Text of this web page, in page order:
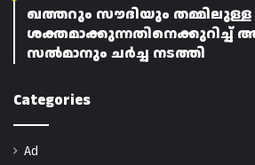
ഖത്തറും സൗദിയും
ശക്തമാക്കുന്നതിനെക്കുറിച്ച്
സൽമാനും ചർച്ച നടത്തി
Categories
Ad